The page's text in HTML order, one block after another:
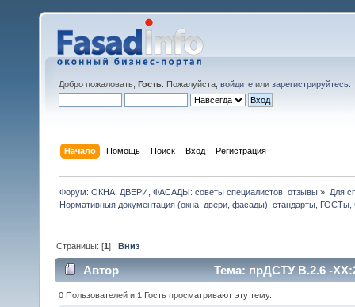
Добро пожаловать, Гость . Пожалуйста, войдите или зарегистрируйтесь
Начало Помощь Поиск Вход Регистрация
Форум: ОКНА, ДВЕРИ, ФАСАДЫ: советы специалистов, отзывы » Для
Нормативныя документация (окна, двери, фасады): стандарты,
Страницы: [1]Вниз
Автор Тема: прДСТУ В.2.6 -
0 Пользователей и 1 Гость просматривают эту тему.